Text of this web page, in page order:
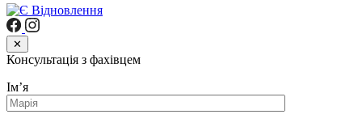
✕
Консультація з фахівцем
Імʼя